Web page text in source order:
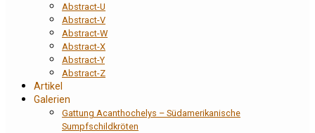
Abstract-U
Abstract-V
Abstract-W
Abstract-X
Abstract-Y
Abstract-Z
Artikel
Galerien
Gattung Acanthochelys – Südamerikanische
Sumpfschildkröten